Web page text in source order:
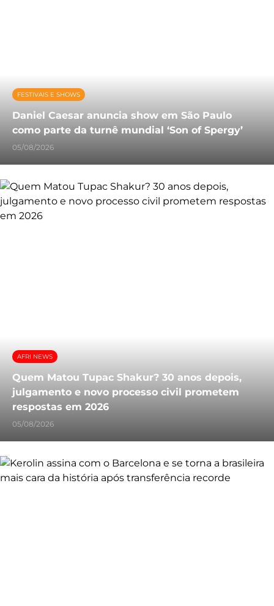
FESTIVAIS E SHOWS
Daniel Caesar anuncia show em São Paulo
como parte da turnê mundial ‘Son of Spergy’
05/08/2026
AFRI NEWS
Quem Matou Tupac Shakur? 30 anos depois,
julgamento e novo processo civil prometem
respostas em 2026
05/08/2026